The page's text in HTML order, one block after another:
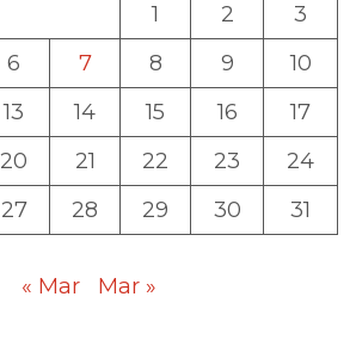
1
2
3
6 7 8 9
10
13 14 15 16
17
20 21 22 23
24
27 28 29 30 31
« Mar Mar »